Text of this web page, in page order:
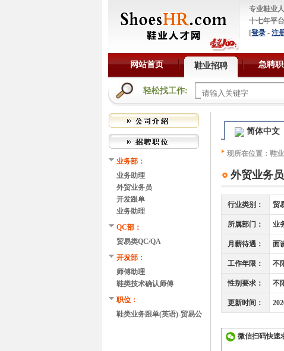
专业鞋业
十七年平
[登录 - 注
网站首页 鞋业招聘 急聘
轻松找工作:
简体中文
现所在位置： 鞋
外贸业务员
行业类别： 贸
所属部门： 业
月薪待遇： 面
工作年限： 不
性别要求： 不
更新时间：
微信扫码快速
业务部：
业务助理
外贸业务员
开发跟单
业务助理
QC部：
贸易类QC/QA
开发部：
师傅助理
鞋类技术确认师傅
职位：
鞋类业务跟单(英语)-贸易公